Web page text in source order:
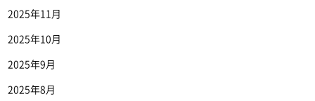
2025年11月
2025年10月
2025年9月
2025年8月